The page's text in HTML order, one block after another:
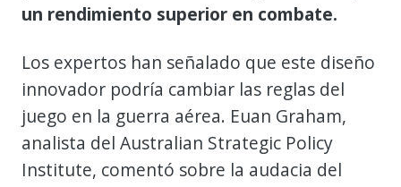
un rendimiento superior en combate.
Los expertos han señalado que este diseño
innovador podría cambiar las reglas del
juego en la guerra aérea. Euan Graham,
analista del Australian Strategic Policy
Institute, comentó sobre la audacia del